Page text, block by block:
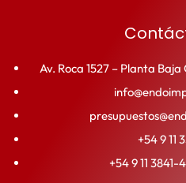
Av. Roca 1527 – Planta Baja
+54 9 11
+54 9 11